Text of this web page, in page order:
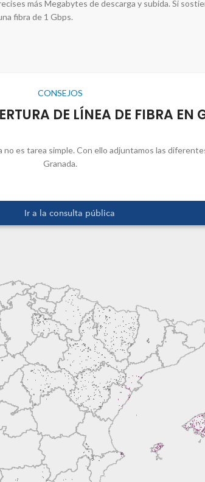
más Megabytes de descarga y subida. Si
fibra de 1 Gbps.
CONSEJOS
DE LÍNEA DE FIBRA
es tarea simple. Con ello adjuntamos las
Granada.